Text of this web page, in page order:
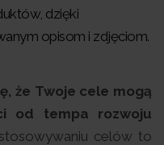
dzięki
opisom i zdjęciom.
że Twoje cele mogą
od tempa rozwoju
celów to